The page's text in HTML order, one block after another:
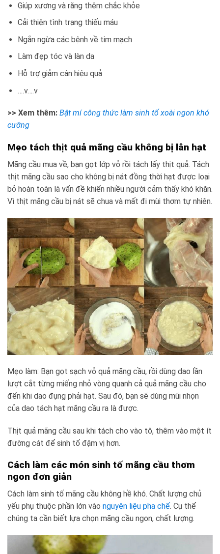
Giúp xương và răng thêm chắc khỏe
Cải thiện tình trạng thiếu máu
Ngắn ngừa các bệnh về tim mạch
Làm đẹp tóc và làn da
Hỗ trợ giảm cân hiệu quả
….v….v
>> Xem thêm: Bật mí công thức làm sinh tố xoài ngon khó
cưỡng
Mẹo tách thịt quả mãng cầu không bị lẫn hạt
Mãng cầu mua về, bạn gọt lớp vỏ rồi tách lấy thịt quả. Tách
thịt mãng cầu sao cho không bị nát đồng thời hạt được loại
bỏ hoàn toàn là vấn đề khiến nhiều người cảm thấy khó khăn.
Vì thịt mãng cầu bị nát sẽ chua và mất đi mùi thơm tự nhiên.
Mẹo làm: Bạn gọt sạch vỏ quả mãng cầu, rồi dùng dao lần
lượt cắt từng miếng nhỏ vòng quanh cả quả mãng cầu cho
đến khi dao đụng phải hạt. Sau đó, bạn sẽ dùng mũi nhọn
của dao tách hạt mãng cầu ra là được.
Thịt quả mãng cầu sau khi tách cho vào tô, thêm vào một ít
đường cát để sinh tố đậm vị hơn.
Cách làm các món sinh tố mãng cầu thơm
ngon đơn giản
Cách làm sinh tố mãng cầu không hề khó. Chất lượng chủ
yếu phụ thuộc phần lớn vào nguyên liệu pha chế. Cụ thể
chúng ta cần biết lựa chọn mãng cầu ngon, chất lượng.